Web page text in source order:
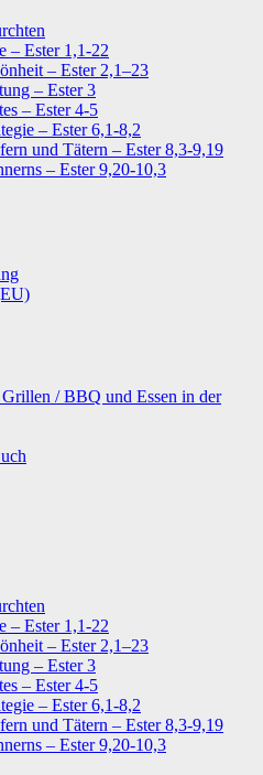
– Ester 1,1-22
– Ester 2,1–23
– Ester 3
– Ester 4-5
– Ester 6,1-8,2
und Tätern – Ester 8,3-9,19
– Ester 9,20-10,3
/ BBQ und Essen in der
– Ester 1,1-22
– Ester 2,1–23
– Ester 3
– Ester 4-5
– Ester 6,1-8,2
und Tätern – Ester 8,3-9,19
– Ester 9,20-10,3